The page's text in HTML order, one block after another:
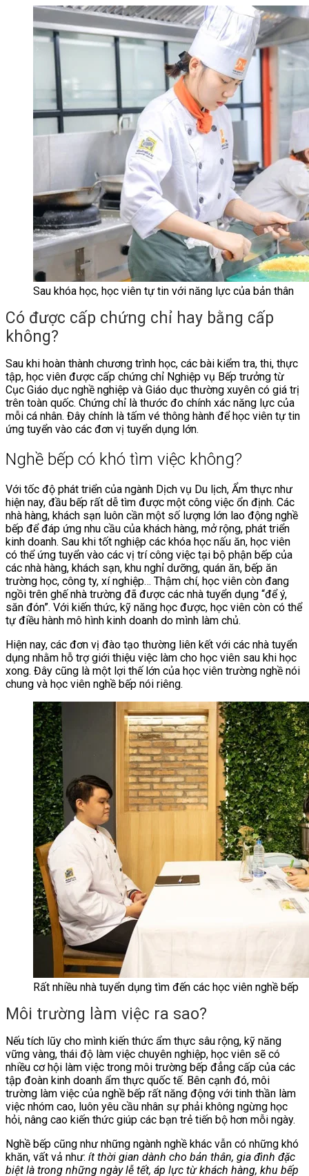
Sau khóa học, học viên tự tin với năng lực của bản thân
Có được cấp chứng chỉ hay bằng cấp
không?
Sau khi hoàn thành chương trình học, các bài kiểm tra, thi, thực
tập, học viên được cấp chứng chỉ Nghiệp vụ Bếp trưởng từ
Cục Giáo dục nghề nghiệp và Giáo dục thường xuyên có giá trị
trên toàn quốc. Chứng chỉ là thước đo chính xác năng lực của
mỗi cá nhân. Đây chính là tấm vé thông hành để học viên tự tin
ứng tuyển vào các đơn vị tuyển dụng lớn.
Nghề bếp có khó tìm việc không?
Với tốc độ phát triển của ngành Dịch vụ Du lịch, Ẩm thực như
hiện nay, đầu bếp rất dễ tìm được một công việc ổn định. Các
nhà hàng, khách sạn luôn cần một số lượng lớn lao động nghề
bếp để đáp ứng nhu cầu của khách hàng, mở rộng, phát triển
kinh doanh. Sau khi tốt nghiệp các khóa học nấu ăn, học viên
có thể ứng tuyển vào các vị trí công việc tại bộ phận bếp của
các nhà hàng, khách sạn, khu nghỉ dưỡng, quán ăn, bếp ăn
trường học, công ty, xí nghiệp… Thậm chí, học viên còn đang
ngồi trên ghế nhà trường đã được các nhà tuyển dụng “để ý,
săn đón”. Với kiến thức, kỹ năng học được, học viên còn có thể
tự điều hành mô hình kinh doanh do mình làm chủ.
Hiện nay, các đơn vị đào tạo thường liên kết với các nhà tuyển
dụng nhằm hỗ trợ giới thiệu việc làm cho học viên sau khi học
xong. Đây cũng là một lợi thế lớn của học viên trường nghề nói
chung và học viên nghề bếp nói riêng.
Rất nhiều nhà tuyển dụng tìm đến các học viên nghề bếp
Môi trường làm việc ra sao?
Nếu tích lũy cho mình kiến thức ẩm thực sâu rộng, kỹ năng
vững vàng, thái độ làm việc chuyên nghiệp, học viên sẽ có
nhiều cơ hội làm việc trong môi trường bếp đẳng cấp của các
tập đoàn kinh doanh ẩm thực quốc tế. Bên cạnh đó, môi
trường làm việc của nghề bếp rất năng động với tinh thần làm
việc nhóm cao, luôn yêu cầu nhân sự phải không ngừng học
hỏi, nâng cao kiến thức giúp các bạn trẻ tiến bộ hơn mỗi ngày.
Nghề bếp cũng như những ngành nghề khác vẫn có những khó
khăn, vất vả như: ít thời gian dành cho bản thân, gia đình đặc
biệt là trong những ngày lễ tết, áp lực từ khách hàng, khu bếp